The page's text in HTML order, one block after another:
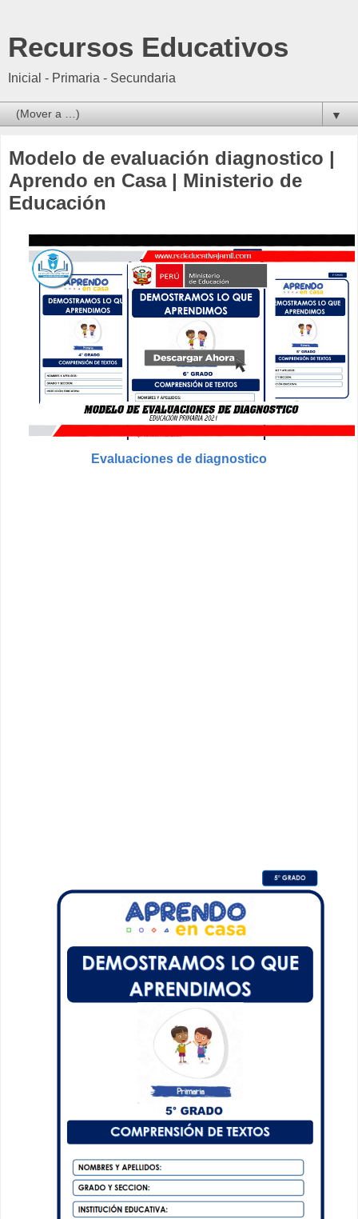
Recursos Educativos
Inicial - Primaria - Secundaria
▼
Modelo de evaluación diagnostico |
Aprendo en Casa | Ministerio de
Educación
Evaluaciones de diagnostico